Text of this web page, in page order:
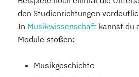
den Studienrichtungen
In Musikwissenschaft kannst du
Module stoßen:
Musikgeschichte